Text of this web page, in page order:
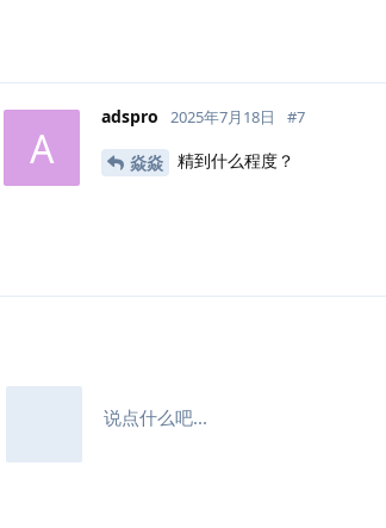
A
adspro 2025年7月18日 #7
焱焱 精到什么程度？
说点什么吧...